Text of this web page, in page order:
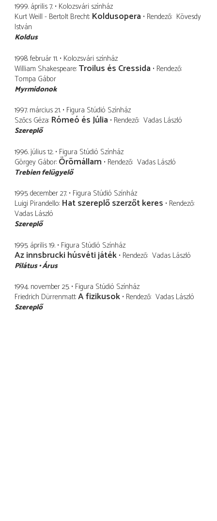
1999. április 7. Kolozsvári színház
Kurt Weill - Bertolt Brecht Koldusopera Rendező Kövesdy
István
Koldus
1998. február 11. Kolozsvári színház
William Shakespeare Troilus és Cressida Rendező
Tompa Gábor
Myrmidonok
1997. március 21. Figura Stúdió Színház
Szőcs Géza Rómeó és Júlia Rendező Vadas László
Szereplő
1996. július 12. Figura Stúdió Színház
Görgey Gábor Örömállam Rendező Vadas László
Trebien felügyelő
1995. december 27. Figura Stúdió Színház
Luigi Pirandello Hat szereplő szerzőt keres Rendező
Vadas László
Szereplő
1995. április 19. Figura Stúdió Színház
Az innsbrucki húsvéti játék Rendező Vadas László
Pilátus Árus
1994. november 25. Figura Stúdió Színház
Friedrich Dürrenmatt A fizikusok Rendező Vadas László
Szereplő